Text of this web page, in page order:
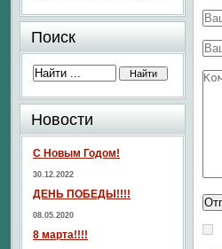
Поиск
Новости
С Новым Годом!
30.12.2022
ДЕНЬ ПОБЕДЫ!!!!
08.05.2020
8 марта!!!!